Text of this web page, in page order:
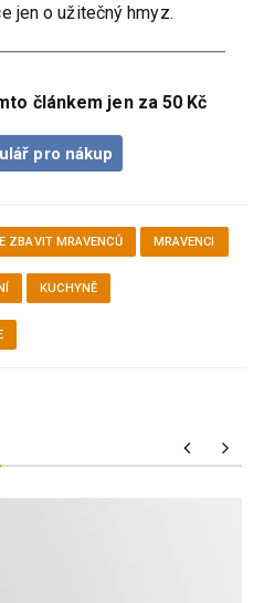
jen o užitečný hmyz.
článkem jen za 50 Kč
pro nákup
ZBAVIT MRAVENCŮ MRAVENCI
KUCHYNĚ